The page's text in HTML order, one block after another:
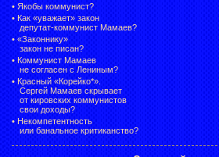
• Якобы коммунист?
• Как «уважает» закон
депутат-коммунист Мамаев?
• «Законнику»
закон не писан?
• Коммунист Мамаев
не согласен с Лениным?
• Красный «Корейко*».
Сергей Мамаев скрывает
от кировских коммунистов
свои доходы?
• Некомпетентность
или банальное критиканство?